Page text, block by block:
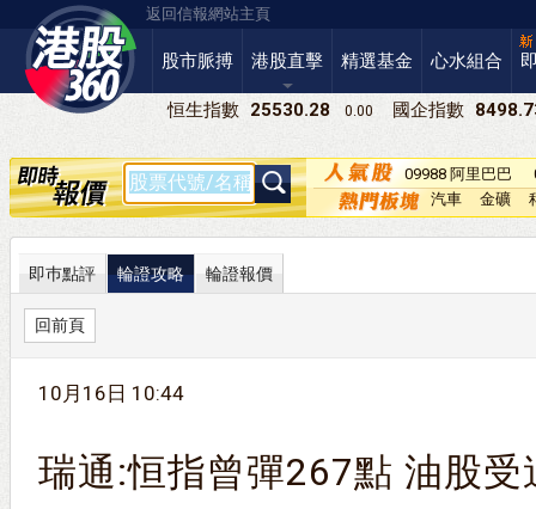
返回信報網站主頁
股市脈搏 港股直擊 精選基金 心水組合
恒生指數 25530.28 0.00 國企指數
09988 阿里巴巴
－Ｗ汽車
金礦
即巿點評 輪證攻略 輪證報價
回前頁
10月16日 10:44
瑞通:恒指曾彈267點 油股受